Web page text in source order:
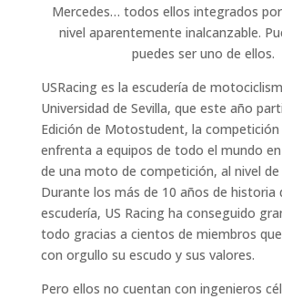
Mercedes… todos ellos integrados
nivel aparentemente inalcanzable.
puedes ser uno de ellos.
USRacing es la escudería de
Universidad de Sevilla, que este año
Edición de Motostudent, la competición
enfrenta a equipos de todo el mundo
de una moto de competición, al nivel
Durante los más de 10 años de historia
escudería, US Racing ha conseguido
todo gracias a cientos de miembros
con orgullo su escudo y sus valores.
Pero ellos no cuentan con ingenieros